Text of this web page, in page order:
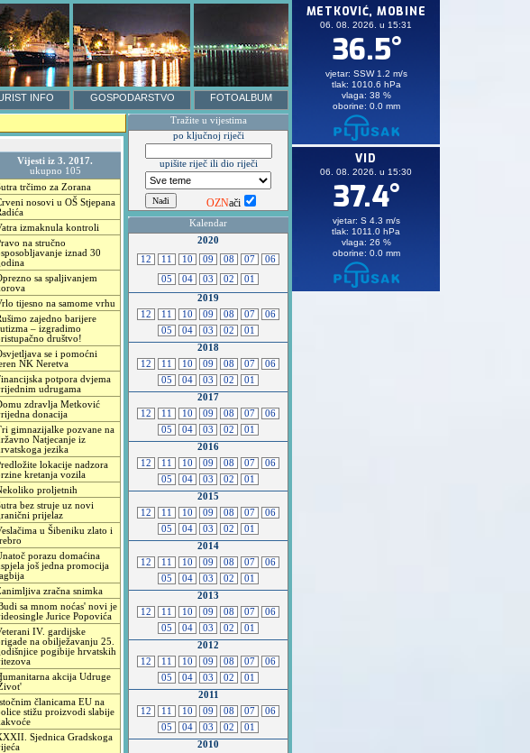
INFO GOSPODARSTVO FOTOALBUM
Vijesti iz 3. 2017.
ukupno 105
trčimo za Zorana
nosovi u OŠ Stjepana
izmaknula kontroli
na stručno
iznad 30
sa spaljivanjem
tijesno na samome vrhu
zajedno barijere
– izgradimo
društvo!
se i pomoćni
NK Neretva
potpora dvjema
udrugama
zdravlja Metković
donacija
gimnazijalke pozvane na
Natjecanje iz
jezika
lokacije nadzora
kretanja vozila
proljetnih
bez struje uz novi
prijelaz
u Šibeniku zlato i
porazu domaćina
još jedna promocija
zračna snimka
sa mnom noćas' novi je
Jurice Popovića
IV. gardijske
na obilježavanju 25.
pogibije hrvatskih
akcija Udruge
članicama EU na
stižu proizvodi slabije
Sjednica Gradskoga
Tražite u vijestima
po ključnoj riječi
upišite riječ ili dio riječi
OZNači
Kalendar
2020
12
11 10 09 08 07
06
05
04 03 02
01
2019
12
11 10 09 08 07
06
05
04 03 02
01
2018
12
11 10 09 08 07
06
05
04 03 02
01
2017
12
11 10 09 08 07
06
05
04 03 02
01
2016
12
11 10 09 08 07
06
05
04 03 02
01
2015
12
11 10 09 08 07
06
05
04 03 02
01
2014
12
11 10 09 08 07
06
05
04 03 02
01
2013
12
11 10 09 08 07
06
05
04 03 02
01
2012
12
11 10 09 08 07
06
05
04 03 02
01
2011
12
11 10 09 08 07
06
05
04 03 02
01
2010